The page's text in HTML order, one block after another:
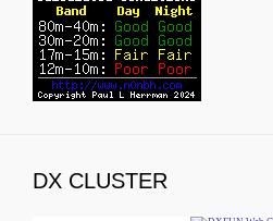
DX CLUSTER